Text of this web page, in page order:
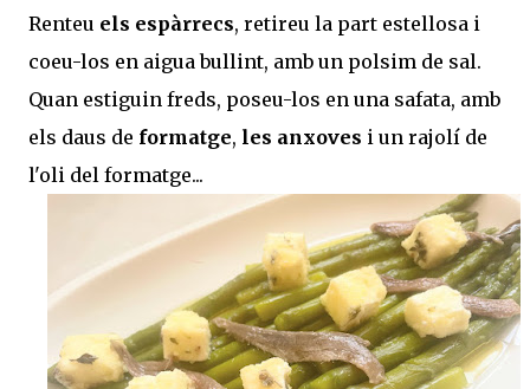
Renteu els espàrrecs, retireu la part estellosa i
coeu-los en aigua bullint, amb un polsim de sal.
Quan estiguin freds, poseu-los en una safata, amb
els daus de formatge, les anxoves i un rajolí de
l'oli del formatge...